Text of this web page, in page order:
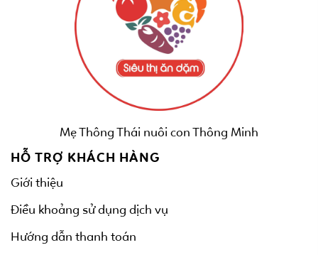
Mẹ Thông Thái nuôi con Thông Minh
HỖ TRỢ KHÁCH HÀNG
Giới thiệu
Điều khoảng sử dụng dịch vụ
Hướng dẫn thanh toán